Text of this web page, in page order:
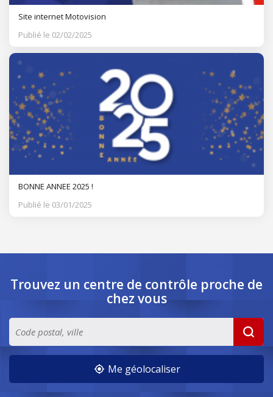
Site internet Motovision
Publié le 02/02/2025
BONNE ANNEE 2025 !
Publié le 03/01/2025
Trouvez un centre de contrôle proche de
chez vous
Me géolocaliser